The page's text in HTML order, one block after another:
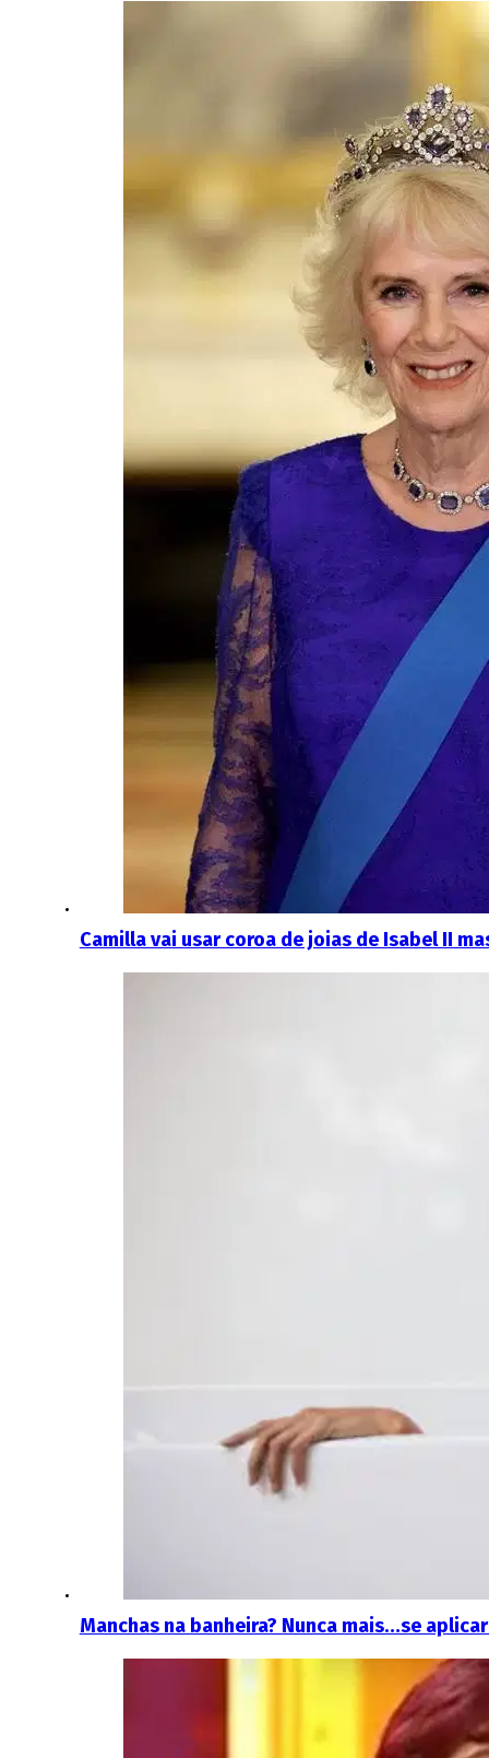
Camilla vai usar coroa de joias de Isabel II
Manchas na banheira? Nunca mais…se